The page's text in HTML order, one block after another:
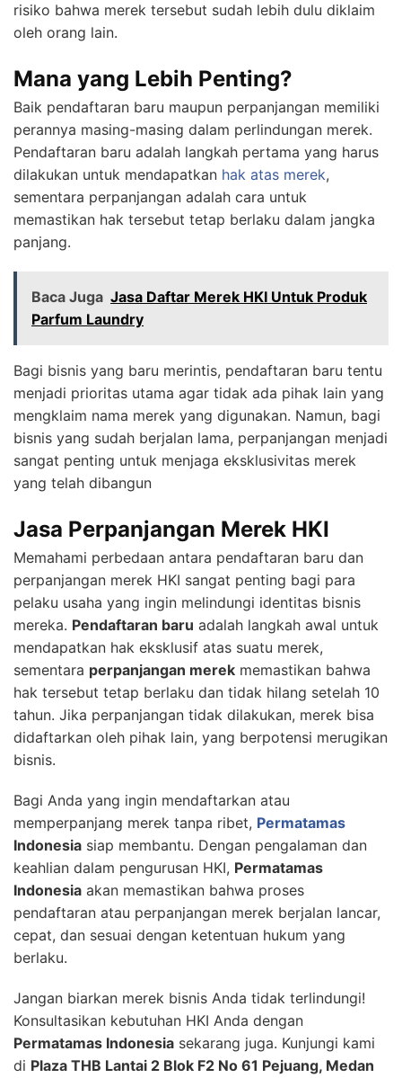
risiko bahwa merek tersebut sudah lebih dulu diklaim
oleh orang lain.
Mana yang Lebih Penting?
Baik pendaftaran baru maupun perpanjangan memiliki
perannya masing-masing dalam perlindungan merek.
Pendaftaran baru adalah langkah pertama yang harus
dilakukan untuk mendapatkan hak atas merek,
sementara perpanjangan adalah cara untuk
memastikan hak tersebut tetap berlaku dalam jangka
panjang.
Baca Juga Jasa Daftar Merek HKI Untuk Produk
Parfum Laundry
Bagi bisnis yang baru merintis, pendaftaran baru tentu
menjadi prioritas utama agar tidak ada pihak lain yang
mengklaim nama merek yang digunakan. Namun, bagi
bisnis yang sudah berjalan lama, perpanjangan menjadi
sangat penting untuk menjaga eksklusivitas merek
yang telah dibangun
Jasa Perpanjangan Merek HKI
Memahami perbedaan antara pendaftaran baru dan
perpanjangan merek HKI sangat penting bagi para
pelaku usaha yang ingin melindungi identitas bisnis
mereka. Pendaftaran baru adalah langkah awal untuk
mendapatkan hak eksklusif atas suatu merek,
sementara perpanjangan merek memastikan bahwa
hak tersebut tetap berlaku dan tidak hilang setelah 10
tahun. Jika perpanjangan tidak dilakukan, merek bisa
didaftarkan oleh pihak lain, yang berpotensi merugikan
bisnis.
Bagi Anda yang ingin mendaftarkan atau
memperpanjang merek tanpa ribet, Permatamas
Indonesia siap membantu. Dengan pengalaman dan
keahlian dalam pengurusan HKI, Permatamas
Indonesia akan memastikan bahwa proses
pendaftaran atau perpanjangan merek berjalan lancar,
cepat, dan sesuai dengan ketentuan hukum yang
berlaku.
Jangan biarkan merek bisnis Anda tidak terlindungi!
Konsultasikan kebutuhan HKI Anda dengan
Permatamas Indonesia sekarang juga. Kunjungi kami
di Plaza THB Lantai 2 Blok F2 No 61 Pejuang, Medan